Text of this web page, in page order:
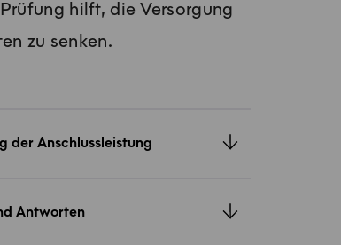
hilft, die Versorgung
zu senken.
der Anschlussleistung
Antworten